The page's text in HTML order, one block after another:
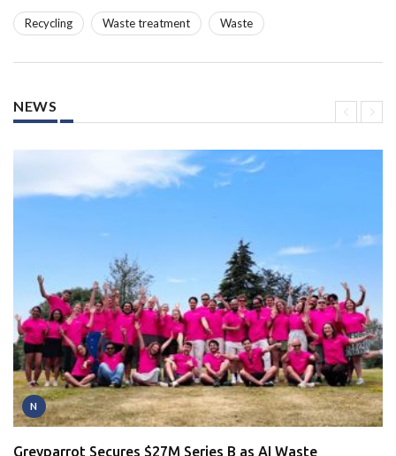
Recycling Waste treatment Waste
NEWS
N
Greyparrot Secures $27M Series B as AI Waste